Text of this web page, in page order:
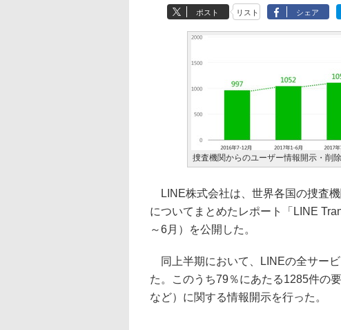
ポスト リスト シェア
捜査機関からのユーザー情報開示・削
LINE株式会社は、世界各国の捜査
についてまとめたレポート「LINE
～6月）を公開した。
同上半期において、LINEの全サー
た。このうち79％にあたる1285件の
など）に関する情報開示を行った。